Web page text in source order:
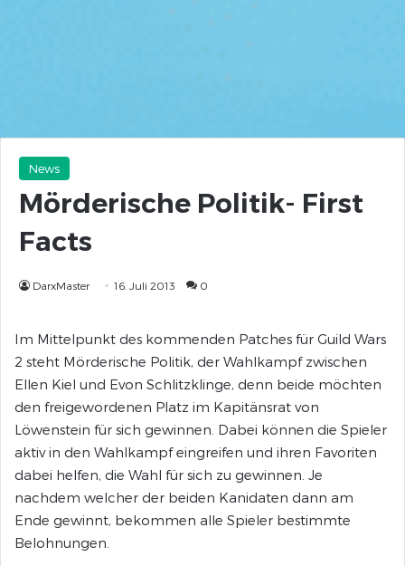
News
Mörderische Politik- First
Facts
DarxMaster 16. Juli 2013 0
Im Mittelpunkt des kommenden Patches für Guild Wars
2 steht Mörderische Politik, der Wahlkampf zwischen
Ellen Kiel und Evon Schlitzklinge, denn beide möchten
den freigewordenen Platz im Kapitänsrat von
Löwenstein für sich gewinnen. Dabei können die Spieler
aktiv in den Wahlkampf eingreifen und ihren Favoriten
dabei helfen, die Wahl für sich zu gewinnen. Je
nachdem welcher der beiden Kanidaten dann am
Ende gewinnt, bekommen alle Spieler bestimmte
Belohnungen.